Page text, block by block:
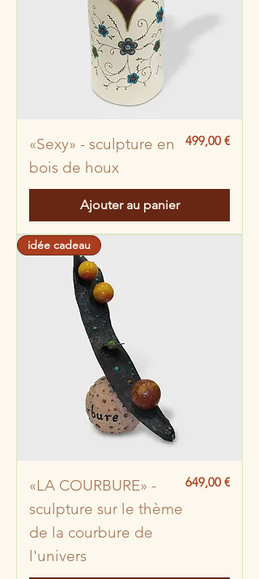
«Sexy» - sculpture en
bois de houx
Prix
499,00 €
Ajouter au panier
idée cadeau
«LA COURBURE» -
sculpture sur le thème
de la courbure de
l'univers
Prix
649,00 €